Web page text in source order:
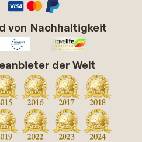
von Nachhaltigkeit
der Welt